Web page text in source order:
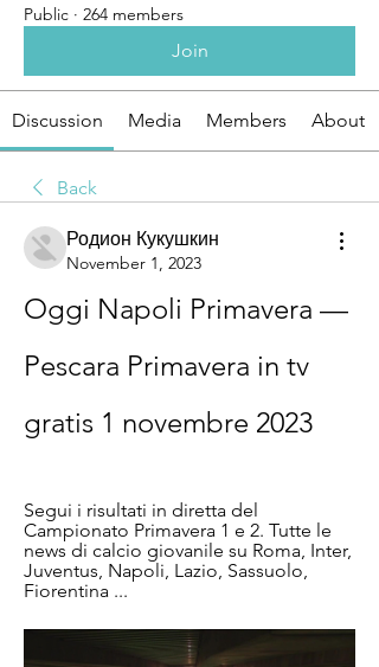
Public · 264 members
Join
Discussion Media Members About
Back
Родион Кукушкин
November 1, 2023
Oggi Napoli Primavera —
Pescara Primavera in tv
gratis 1 novembre 2023
Segui i risultati in diretta del
Campionato Primavera 1 e 2. Tutte le
news di calcio giovanile su Roma, Inter,
Juventus, Napoli, Lazio, Sassuolo,
Fiorentina ...